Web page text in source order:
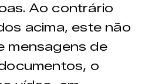
Ao contrário
acima, este não
mensagens de
o